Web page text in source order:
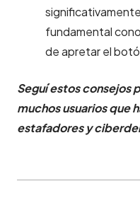
fundamental
de apretar el
Seguí estos consejos
muchos usuarios que
estafadores y